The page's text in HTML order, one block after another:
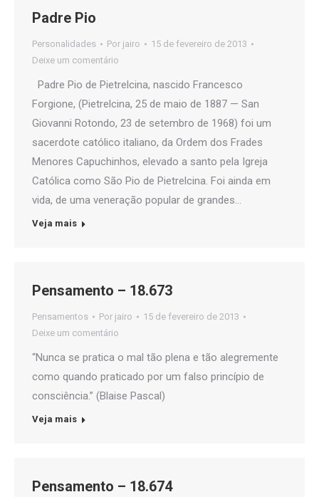
Padre Pio
Personalidades Por jairo
15 de fevereiro de 2013
Deixe um comentário
Padre Pio de Pietrelcina, nascido Francesco
Forgione, (Pietrelcina, 25 de maio de 1887 — San
Giovanni Rotondo, 23 de setembro de 1968) foi um
sacerdote católico italiano, da Ordem dos Frades
Menores Capuchinhos, elevado a santo pela Igreja
Católica como São Pio de Pietrelcina. Foi ainda em
vida, de uma veneração popular de grandes…
Veja mais
Pensamento – 18.673
Pensamentos Por jairo
15 de fevereiro de 2013
Deixe um comentário
“Nunca se pratica o mal tão plena e tão alegremente
como quando praticado por um falso princípio de
consciência.” (Blaise Pascal)
Veja mais
Pensamento – 18.674